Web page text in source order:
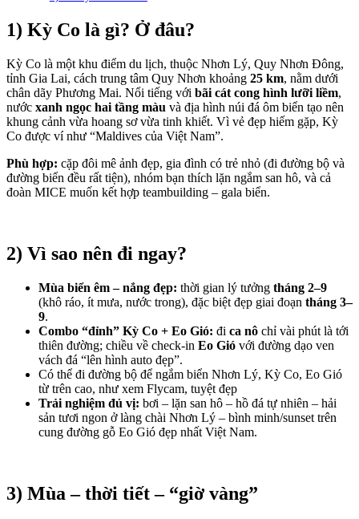
1) Kỳ Co là gì? Ở đâu?
Kỳ Co là một khu điểm du lịch, thuộc Nhơn Lý, Quy Nhơn Đông,
tỉnh Gia Lai, cách trung tâm Quy Nhơn khoảng 25 km, nằm dưới
chân dãy Phương Mai. Nổi tiếng với bãi cát cong hình lưỡi liềm,
nước xanh ngọc hai tầng màu và địa hình núi đá ôm biển tạo nên
khung cảnh vừa hoang sơ vừa tinh khiết. Vì vẻ đẹp hiếm gặp, Kỳ
Co được ví như “Maldives của Việt Nam”.
Phù hợp: cặp đôi mê ảnh đẹp, gia đình có trẻ nhỏ (đi đường bộ và
đường biển đều rất tiện), nhóm bạn thích lặn ngắm san hô, và cả
đoàn MICE muốn kết hợp teambuilding – gala biển.
2) Vì sao nên đi ngay?
Mùa biển êm – nắng đẹp: thời gian lý tưởng tháng 2–9
(khô ráo, ít mưa, nước trong), đặc biệt đẹp giai đoạn tháng 3–
9.
Combo “đỉnh” Kỳ Co + Eo Gió: đi ca nô chỉ vài phút là tới
thiên đường; chiều về check-in Eo Gió với đường dạo ven
vách đá “lên hình auto đẹp”.
Có thể đi đường bộ để ngắm biển Nhơn Lý, Kỳ Co, Eo Gió
từ trên cao, như xem Flycam, tuyệt đẹp
Trải nghiệm đủ vị: bơi – lặn san hô – hồ đá tự nhiên – hải
sản tươi ngon ở làng chài Nhơn Lý – bình minh/sunset trên
cung đường gỗ Eo Gió đẹp nhất Việt Nam.
3) Mùa – thời tiết – “giờ vàng”